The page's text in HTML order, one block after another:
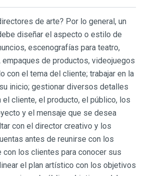
de arte? Por lo general, un
diseñar el aspecto o estilo de
escenografías para teatro,
de productos, videojuegos
con el tema del cliente; trabajar en la
inicio; gestionar diversos detalles
el cliente, el producto, el público, los
y el mensaje que se desea
con el director creativo y los
antes de reunirse con los
con los clientes para conocer sus
el plan artístico con los objetivos